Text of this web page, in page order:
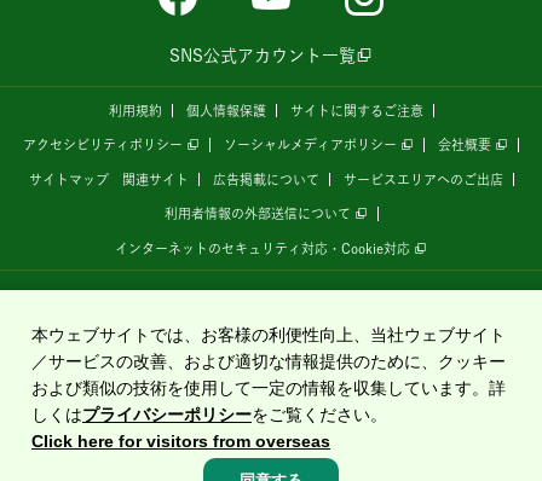
SNS公式アカウント一覧
利用規約 個人情報保護 サイトに関するご注意
アクセシビリティポリシー ソーシャルメディアポリシー 会社概要
サイトマップ 関連サイト 広告掲載について サービスエリアへのご出店
利用者情報の外部送信について
インターネットのセキュリティ対応・Cookie対応
運営しています。
Copyright©2020 East Nippon Expressway Company Limited
All Rights Reserved.
本ウェブサイトでは、お客様の利便性向上、当社ウェブサイト
／サービスの改善、および適切な情報提供のために、クッキー
および類似の技術を使用して一定の情報を収集しています。詳
しくはプライバシーポリシーをご覧ください。
Click here for visitors from overseas